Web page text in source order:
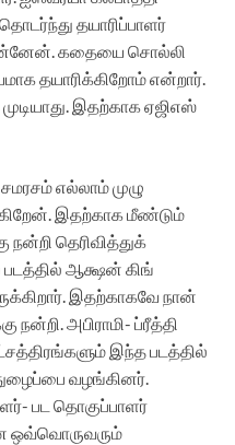
தயாரிப்பாளர்
கதையை சொல்லி
தயாரிக்கிறோம் என்றார்.
இதற்காக ஏஜிஎஸ்
எல்லாம் முழு
இதற்காக மீண்டும்
நன்றி தெரிவித்துக்
ஆக்ஷன் கிங்
இதற்காகவே நான்
அபிராமி- ப்ரீத்தி
இந்த படத்தில்
வழங்கினர்.
பட தொகுப்பாளர்
ஒவ்வொருவரும்